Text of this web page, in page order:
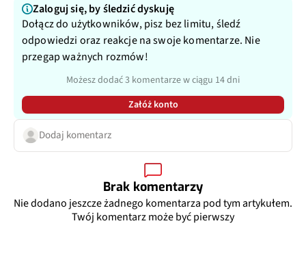
Zaloguj się, by śledzić dyskuję
Dołącz do użytkowników, pisz bez limitu, śledź
odpowiedzi oraz reakcje na swoje komentarze. Nie
przegap ważnych rozmów!
Możesz dodać 3 komentarze w ciągu 14 dni
Załóż konto
Dodaj komentarz
Brak komentarzy
Nie dodano jeszcze żadnego komentarza pod tym artykułem.
Twój komentarz może być pierwszy